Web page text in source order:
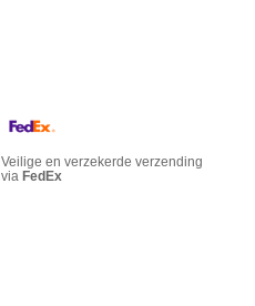
Veilige en verzekerde verzending
via FedEx